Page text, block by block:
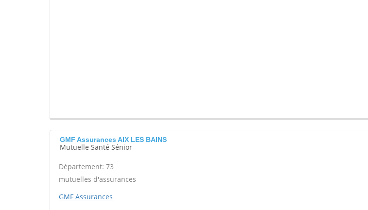
GMF Assurances AIX LES BAINS
Mutuelle Santé Sénior
Département: 73
mutuelles d'assurances
GMF Assurances